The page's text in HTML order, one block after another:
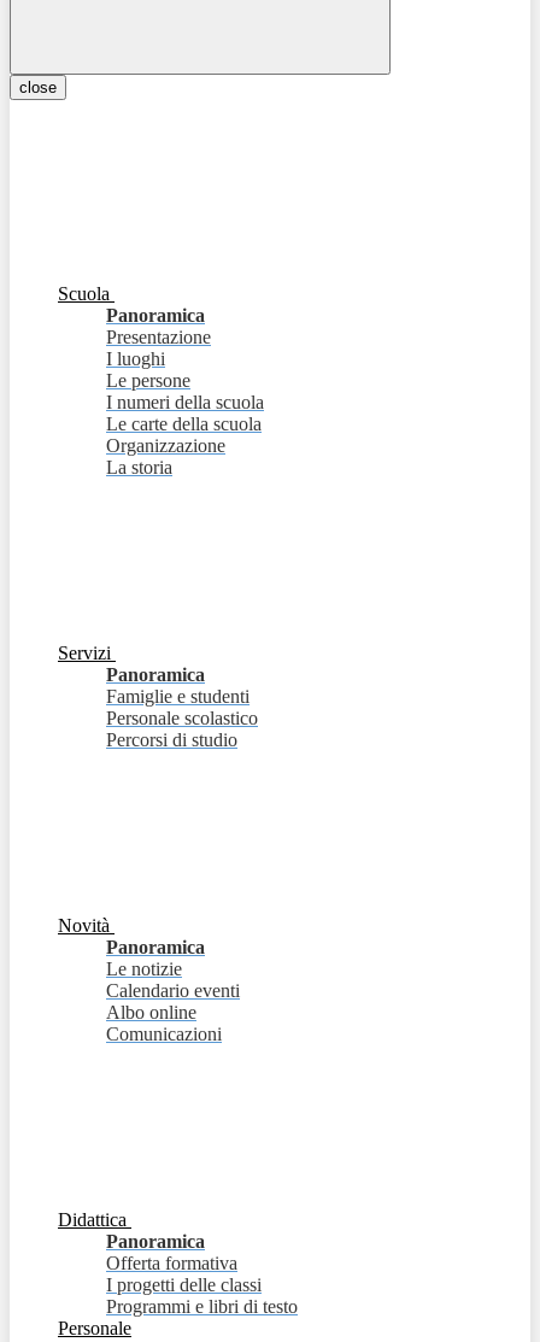
close
Scuola
Panoramica
Presentazione
I luoghi
Le persone
I numeri della scuola
Le carte della scuola
Organizzazione
La storia
Servizi
Panoramica
Famiglie e studenti
Personale scolastico
Percorsi di studio
Novità
Panoramica
Le notizie
Calendario eventi
Albo online
Comunicazioni
Didattica
Panoramica
Offerta formativa
I progetti delle classi
Programmi e libri di testo
Personale